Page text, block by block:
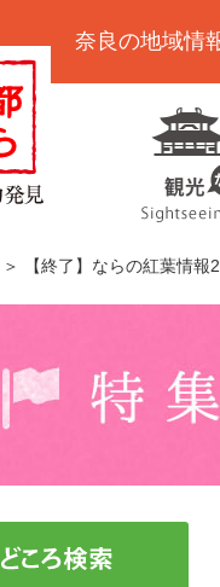
奈良の地域情
＞ 【終了】ならの紅葉情報